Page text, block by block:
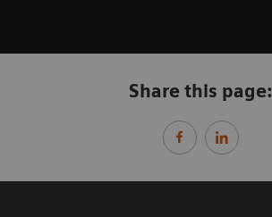
Share this page: